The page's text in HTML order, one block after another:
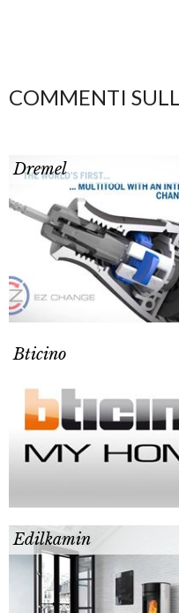
COMMENTI
Dremel
Bticino
Edilkamin